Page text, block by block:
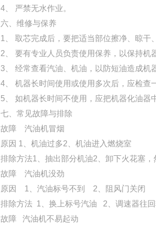
4、 严禁无水作业。
六、维修与保养
1、 取芯完成后，要把适当部位擦净、晾干
2、 要有专业人员负责使用保养，以保持机
3、 经常查看汽油、机油，以防短油造成机
4、 机器长时间使用或使用多次后，应检查
5、 如机器长时间不使用，应把机器化油器
七、常见故障与排除
故障 汽油机冒烟
原因 1、机油过多2、机油进入燃烧室
排除方法1、抽出部分机油2、卸下火花塞
故障 汽油机没劲
原因 1、汽油标号不到 2、阻风门关闭
排除方法 1、换上标号汽油 2、调速器往回
故障 汽油机不易起动